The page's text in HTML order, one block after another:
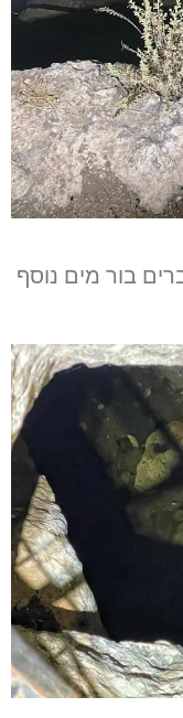
בור מים נוסף